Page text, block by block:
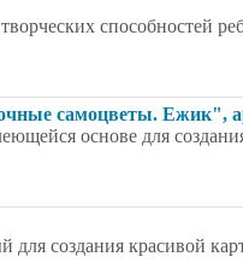
способностей
самоцветы. Ежик",
основе для
создания красивой